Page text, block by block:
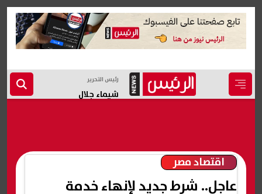
رئيس التحرير
شيماء جلال
اقتصاد مصر
عاجل.. شرط جديد لإنهاء خدمة